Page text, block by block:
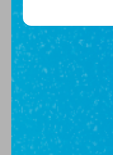
различные
потребностям
Можно выбрать
Московской
Фильтр
2 комнаты